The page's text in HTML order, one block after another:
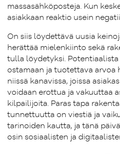
massasähköposteja. Kun
asiakkaan reaktio usein
On siis löydettävä uusia
herättää mielenkiinto sekä
tulla löydetyksi.
ostamaan ja tuotettava arvoa
niissä kanavissa, joissa
voidaan erottua ja vakuuttaa
kilpailijoita. Paras tapa
tunnettuutta on viestiä ja
tarinoiden kautta, ja tänä
osin sosiaalisten ja